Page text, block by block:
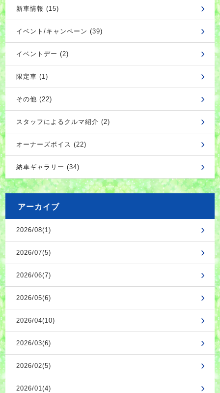
新車情報 (15)
イベント/キャンペーン (39)
イベントデー (2)
限定車 (1)
その他 (22)
スタッフによるクルマ紹介 (2)
オーナーズボイス (22)
納車ギャラリー (34)
アーカイブ
2026/08(1)
2026/07(5)
2026/06(7)
2026/05(6)
2026/04(10)
2026/03(6)
2026/02(5)
2026/01(4)